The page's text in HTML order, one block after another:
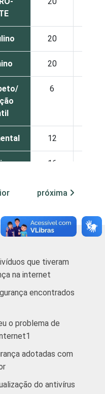
20
20
6
12
16
29
8 24
34
23
44
25
ou
próxima
que tiveram
na internet
encontrados
o problema de
adotadas com
do antivírus